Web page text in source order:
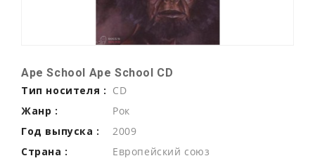
Ape School Ape School CD
Тип носителя : CD
Жанр :
Рок
Год выпуска :
2009
Страна :
Европейский союз